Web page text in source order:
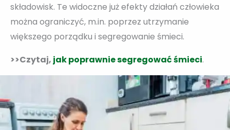
składowisk. Te widoczne już efekty działań człowieka
można ograniczyć, m.in. poprzez utrzymanie
większego porządku i segregowanie śmieci.
>>Czytaj, jak poprawnie segregować śmieci.